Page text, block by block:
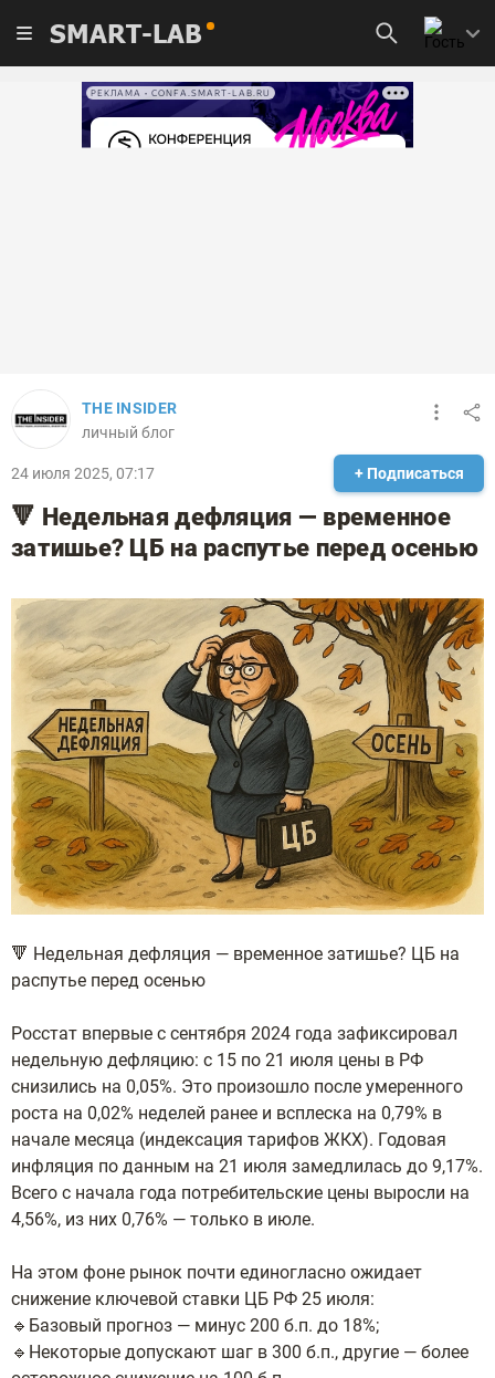
SMART-LAB
РЕКЛАМА • CONFA.SMART-LAB.RU
THE INSIDER
личный блог
24 июля 2025, 07:17 + Подписаться
🔻 Недельная дефляция — временное
затишье? ЦБ на распутье перед осенью
🔻 Недельная дефляция — временное затишье? ЦБ на
распутье перед осенью
Росстат впервые с сентября 2024 года зафиксировал
недельную дефляцию: с 15 по 21 июля цены в РФ
снизились на 0,05%. Это произошло после умеренного
роста на 0,02% неделей ранее и всплеска на 0,79% в
начале месяца (индексация тарифов ЖКХ). Годовая
инфляция по данным на 21 июля замедлилась до 9,17%.
Всего с начала года потребительские цены выросли на
4,56%, из них 0,76% — только в июле.
На этом фоне рынок почти единогласно ожидает
снижение ключевой ставки ЦБ РФ 25 июля:
🔹Базовый прогноз — минус 200 б.п. до 18%;
🔹Некоторые допускают шаг в 300 б.п., другие — более